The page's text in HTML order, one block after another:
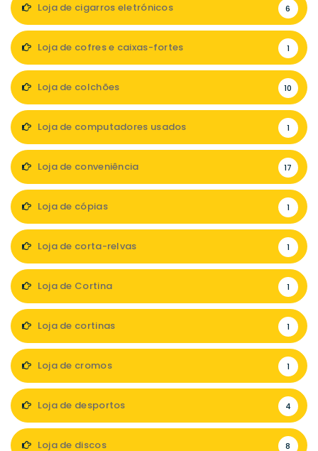
Loja de cigarros eletrónicos 6
Loja de cofres e caixas-fortes 1
Loja de colchões 10
Loja de computadores usados 1
Loja de conveniência 17
Loja de cópias 1
Loja de corta-relvas 1
Loja de Cortina 1
Loja de cortinas 1
Loja de cromos 1
Loja de desportos 4
Loja de discos 8